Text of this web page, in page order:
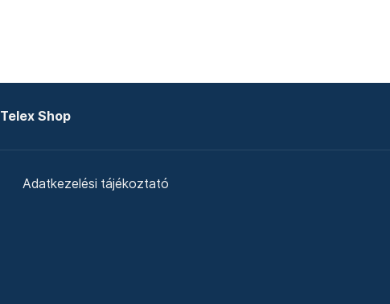
Telex Shop
Adatkezelési tájékoztató